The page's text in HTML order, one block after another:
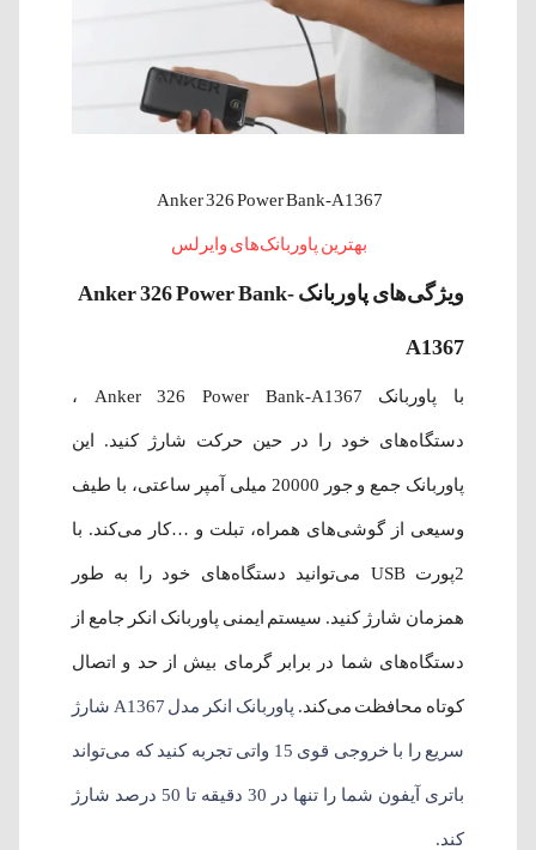
Anker 326 Power Bank-A1367
بهترین پاوربانک‌های وایرلس
ویژگی‌های پاوربانک Anker 326 Power Bank-
A1367
با پاوربانک Anker 326 Power Bank-A1367 ،
دستگاه‌های خود را در حین حرکت شارژ کنید. این
پاوربانک جمع و جور 20000 میلی آمپر ساعتی، با طیف
وسیعی از گوشی‌های همراه، تبلت و …کار می‌کند. با
2پورت USB می‌توانید دستگاه‌های خود را به طور
همزمان شارژ کنید. سیستم ایمنی پاوربانک انکر جامع از
دستگاه‌های شما در برابر گرمای بیش از حد و اتصال
کوتاه محافظت می‌کند. پاوربانک انکر مدل A1367 شارژ
سریع را با خروجی قوی 15 واتی تجربه کنید که می‌ت واند
باتری آیفون شما را تنها در 30 دقیقه تا 50 درصد شارژ
کند.